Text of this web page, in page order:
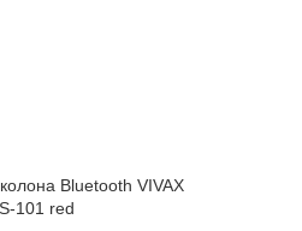
Bluetooth VIVAX
101 red